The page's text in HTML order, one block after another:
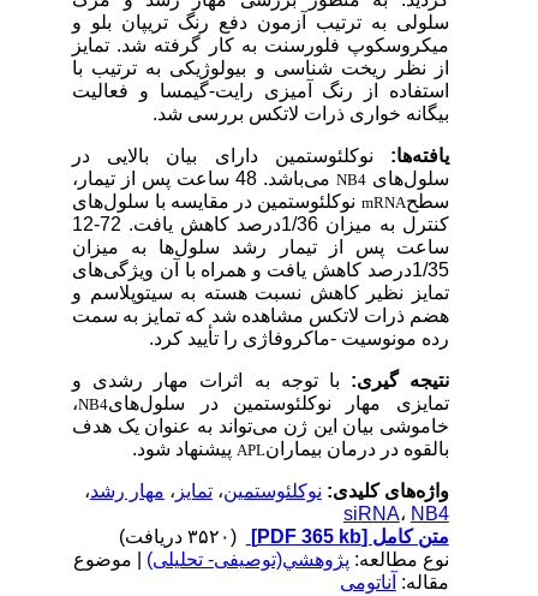
سلولی به ترتیب آزمون دفع رنگ تریپان بلو و
میکروسکوپ فلورسنت به کار گرفته شد. تمایز
از نظر ریخت شناسی و بیولوژیکی به ترتیب با
استفاده از رنگ آمیزی رایت-گیمسا و فعالیت
بیگانه خواری ذرات لاتکس بررسی شد.
یافته‌ها:
نوکلئوستمین دارای بیان بالایی در
سلول‌هایNB4
می‌باشد. 48 ساعت پس از تیمار،
سطحmRNA نوکلئوستمین در مقایسه با سلول‌های
کنترل به میزان 1/36درصد کاهش یافت. 72-12
ساعت پس از تیمار رشد سلول‌ها به میزان
1/35درصد کاهش یافت و همراه با آن ویژگی‌های
تمایز نظیر کاهش نسبت هسته به سیتوپلاسم و
هضم ذرات لاتکس مشاهده شد که تمایز به سمت
رده مونوسیت -ماکروفاژی را تأیید کرد.
نتیجه گیری:با توجه به اثرات مهار رشدی و
تمایزی مهار نوکلئوستمین در سلول‌هایNB4،
خاموشی بیان این ژن می‌تواند به عنوان یک هدف
بالقوه در درمان بیماران‌
APL پیشنهاد شود.
واژه‌های کلیدی:نوکلئوستمین،تمایز، مهار رشد،
siRNA، NB4
متن کامل[PDF 365 kb]
نوع مطالعه:پژوهشي(توصیفی- تحلیلی) | موضوع
مقاله:آناتومی